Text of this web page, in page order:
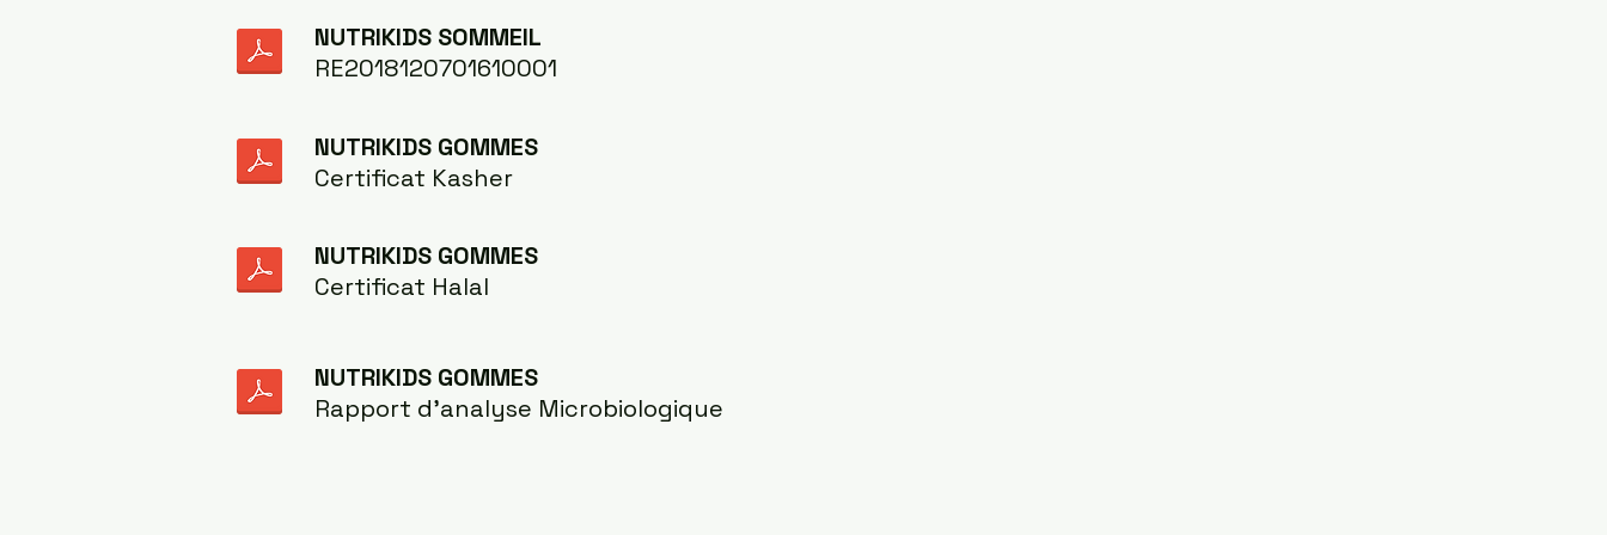
NUTRIKIDS SOMMEIL
RE2018120701610001
NUTRIKIDS GOMMES
Certificat Kasher
NUTRIKIDS GOMMES
Certificat Halal
NUTRIKIDS GOMMES
Rapport d'analyse Microbiologique